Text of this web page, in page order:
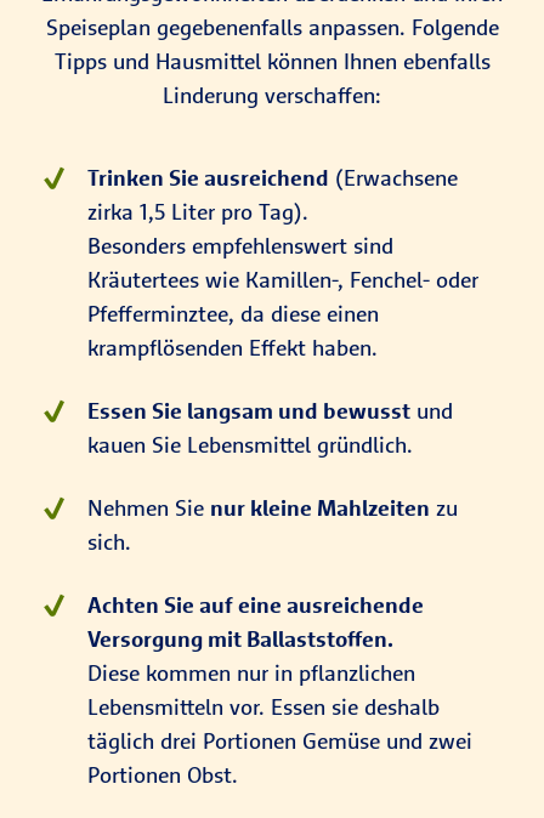
Speiseplan gegebenenfalls anpassen. Folgende
Tipps und Hausmittel können Ihnen ebenfalls
Linderung verschaffen:
Trinken Sie ausreichend (Erwachsene
zirka 1,5 Liter pro Tag).
Besonders empfehlenswert sind
Kräutertees wie Kamillen-, Fenchel- oder
Pfefferminztee, da diese einen
krampflösenden Effekt haben.
Essen Sie langsam und bewusst und
kauen Sie Lebensmittel gründlich.
Nehmen Sie nur kleine Mahlzeiten zu
sich.
Achten Sie auf eine ausreichende
Versorgung mit Ballaststoffen.
Diese kommen nur in pflanzlichen
Lebensmitteln vor. Essen sie deshalb
täglich drei Portionen Gemüse und zwei
Portionen Obst.